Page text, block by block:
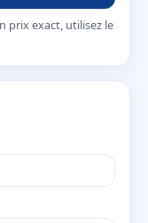
prix exact, utilisez le